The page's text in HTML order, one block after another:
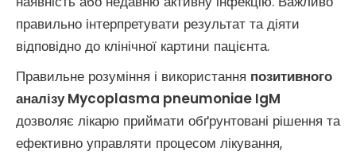
правильно інтерпретувати результат та діяти
відповідно до клінічної картини пацієнта.
Правильне розуміння і використання позитивного
аналізу Mycoplasma pneumoniae IgM
дозволяє лікарю приймати обґрунтовані рішення та
ефективно управляти процесом лікування,